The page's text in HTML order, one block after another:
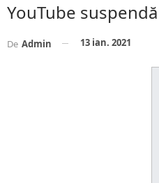
YouTube
De Admin 13 ian. 2021